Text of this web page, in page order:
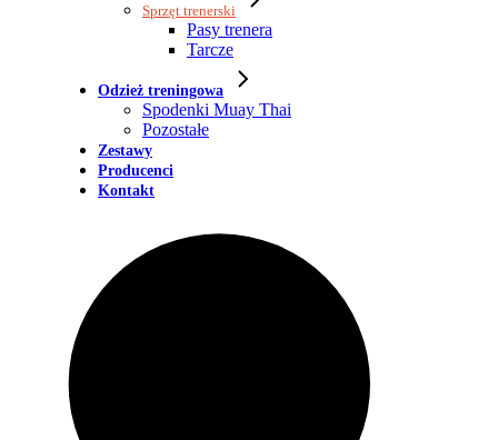
Sprzęt trenerski
Pasy trenera
Tarcze
Odzież treningowa
Spodenki Muay Thai
Pozostałe
Zestawy
Producenci
Kontakt